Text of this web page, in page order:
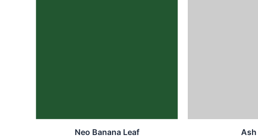
Neo Banana Leaf Ash